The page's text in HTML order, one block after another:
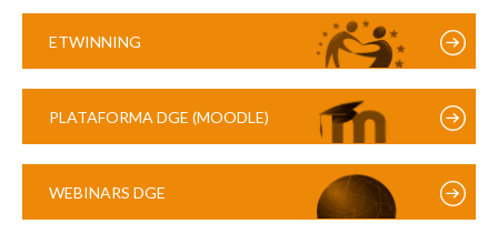
ETWINNING
PLATAFORMA DGE (MOODLE)
WEBINARS DGE